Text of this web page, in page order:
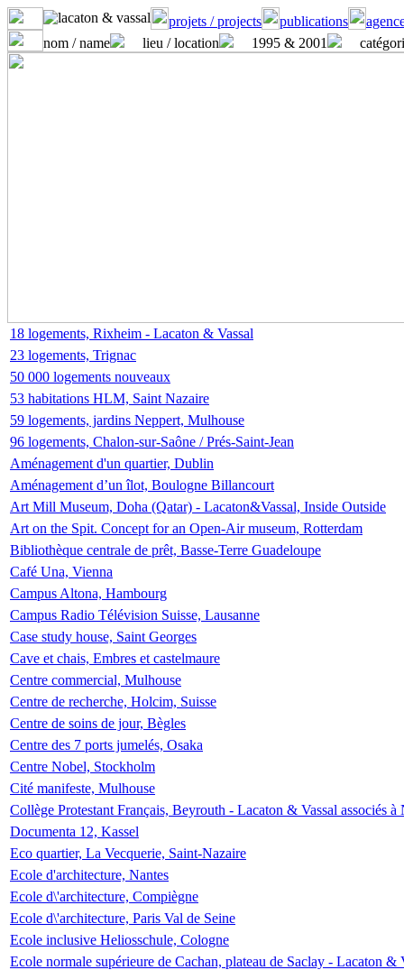
projets / projects publications
nom / name
lieu / location 1995 & 2001
18 logements, Rixheim - Lacaton & Vassal
23 logements, Trignac
50 000 logements nouveaux
53 habitations HLM, Saint Nazaire
59 logements, jardins Neppert, Mulhouse
96 logements, Chalon-sur-Saône / Prés-Saint-Jean
Aménagement d'un quartier, Dublin
Aménagement d’un îlot, Boulogne Billancourt
Art Mill Museum, Doha (Qatar) - Lacaton&Vassal, Inside Outside
Art on the Spit. Concept for an Open-Air museum, Rotterdam
Bibliothèque centrale de prêt, Basse-Terre Guadeloupe
Café Una, Vienna
Campus Altona, Hambourg
Campus Radio Télévision Suisse, Lausanne
Case study house, Saint Georges
Cave et chais, Embres et castelmaure
Centre commercial, Mulhouse
Centre de recherche, Holcim, Suisse
Centre de soins de jour, Bègles
Centre des 7 ports jumelés, Osaka
Centre Nobel, Stockholm
Cité manifeste, Mulhouse
Collège Protestant Français, Beyrouth - Lacaton & Vassal associés
Documenta 12, Kassel
Eco quartier, La Vecquerie, Saint-Nazaire
Ecole d'architecture, Nantes
Ecole d\'architecture, Compiègne
Ecole d\'architecture, Paris Val de Seine
Ecole inclusive Heliosschule, Cologne
Ecole normale supérieure de Cachan, plateau de Saclay - Lacaton &